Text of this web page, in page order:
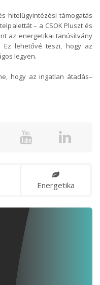
hitelügyintézési támogatás
– a CSOK Pluszt és
az energetikai tanúsítvány
Ez lehetővé teszi, hogy az
legyen.
hogy az ingatlan átadás–
Energetika